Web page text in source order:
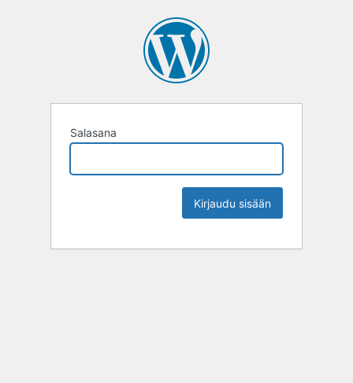
Salasana